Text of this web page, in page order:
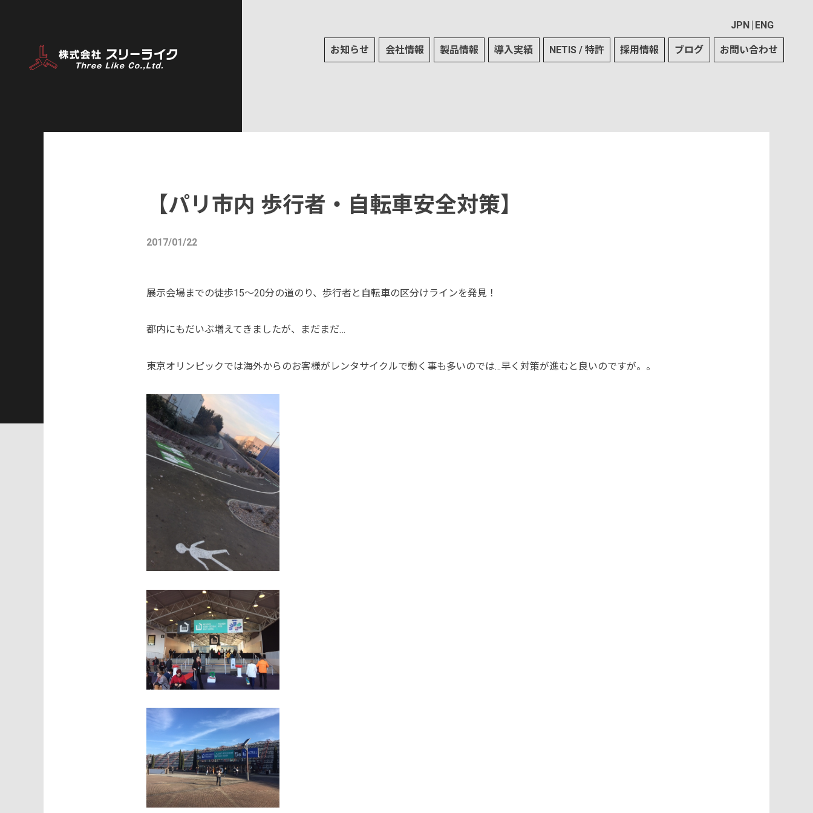
お知らせ 会社情報 製品情報 導入実績 NETIS / 特許 採用情報 ブログ お問い合わせ
JPN ENG
【パリ市内 歩行者・自転車安全対策】
2017/01/22
展示会場までの徒歩15～20分の道のり、歩行者と自転車の区分けラインを発見！
都内にもだいぶ増えてきましたが、まだまだ…
東京オリンピックでは海外からのお客様がレンタサイクルで動く事も多いのでは…早く対策が進むと良いのですが。。